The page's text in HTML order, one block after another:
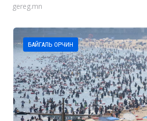
gereg.mn
БАЙГАЛЬ ОРЧИН